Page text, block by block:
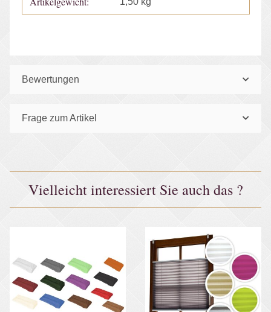
Bewertungen
Frage zum Artikel
Vielleicht interessiert Sie auch das ?